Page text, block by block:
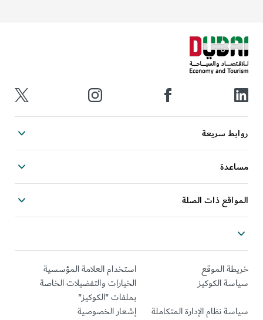
روابط سريعة
مساعدة
المواقع ذات الصلة
خريطة الموقع
استخدام العلامة المؤسسية
سياسة الكوكيز
الخيارات والتفضيلات الخاصة
بملفات "الكوكيز"
سياسة نظام الإدارة المتكاملة
إشعار الخصوصية